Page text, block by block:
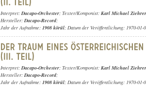
Interpret:Dacapo-Orchester; Texter/Komponist: Karl Michael Ziehrer
Hersteller:Dacapo-Record;
Jahr der Aufnahme: 1908 körül; Datum der Veröffentlichung: 1970-01-
Interpret:Dacapo-Orchester; Texter/Komponist: Karl Michael Ziehrer
Hersteller:Dacapo-Record;
Jahr der Aufnahme: 1908 körül; Datum der Veröffentlichung: 1970-01-